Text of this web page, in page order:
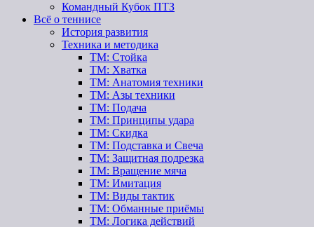
Командный Кубок ПТЗ
Всё о теннисе
История развития
Техника и методика
ТМ: Стойка
ТМ: Хватка
ТМ: Анатомия техники
ТМ: Азы техники
ТМ: Подача
ТМ: Принципы удара
ТМ: Скидка
ТМ: Подставка и Свеча
ТМ: Защитная подрезка
ТМ: Вращение мяча
ТМ: Имитация
ТМ: Виды тактик
ТМ: Обманные приёмы
ТМ: Логика действий